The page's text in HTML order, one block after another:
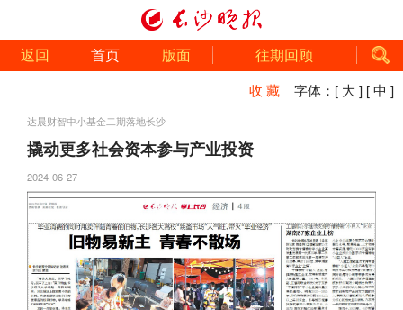
返回 首页 版面 往期回顾
收 藏 字体： [ 大 ] [ 中 ]
达晨财智中小基金二期落地长沙
撬动更多社会资本参与产业投资
2024-06-27